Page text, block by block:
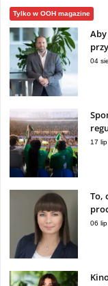
Tylko w OOH magazine
04
17
To,
06